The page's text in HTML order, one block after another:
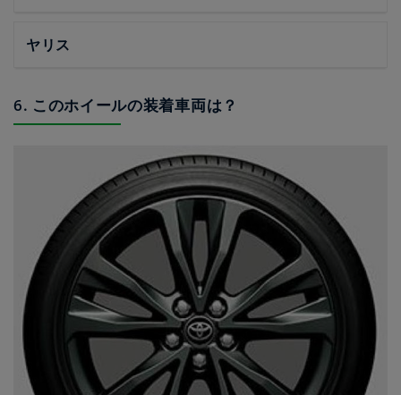
ヤリス
6. このホイールの装着車両は？